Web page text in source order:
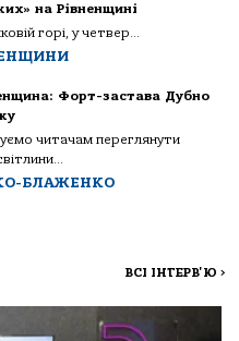
на Рівненщині
горі, у четвер...
Форт-застава Дубно
читачам переглянути
БЛАЖЕНКО
ВСІ ІНТЕРВ'Ю >